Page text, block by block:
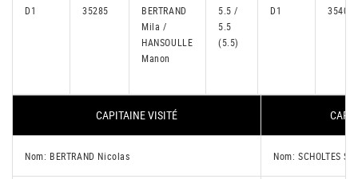
D1 35285
BERTRAND
Mila /
HANSOULLE
Manon
5.5 /
5.5
(5.5)
D1 35408
CAPITAINE VISITÉ
Nom: BERTRAND Nicolas Nom: SCHOLTES